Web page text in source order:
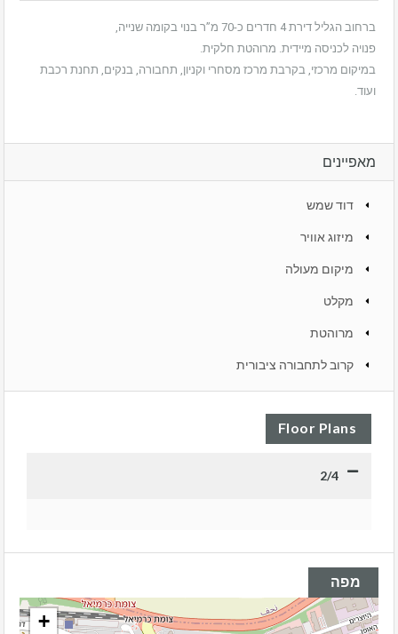
ברחוב הגליל דירת 4 חדרים כ-70 מ”ר בנוי בקומה שנייה,
פנויה לכניסה מיידית. מרוהטת חלקית.
במיקום מרכזי, בקרבת מרכז מסחרי וקניון, תחבורה, בנקים, תחנת רכבת
ועוד.
מאפיינים
דוד שמש
מיזוג אוויר
מיקום מעולה
מקלט
מרוהטת
קרוב לתחבורה ציבורית
Floor Plans
2/4
מפה
+